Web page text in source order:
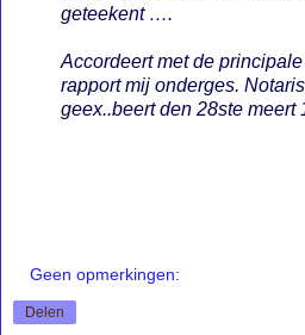
geteekent ….
Accordeert met de
rapport mij onderges.
geex..beert den 28ste meert
Geen opmerkingen:
Delen